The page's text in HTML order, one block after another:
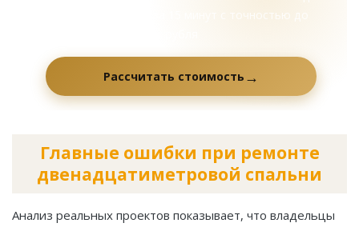
вашу планировку за 15 минут с точностью до
Рассчитать стоимость
Главные ошибки при ремонте
двенадцатиметровой спальни
Анализ реальных проектов показывает, что владельцы